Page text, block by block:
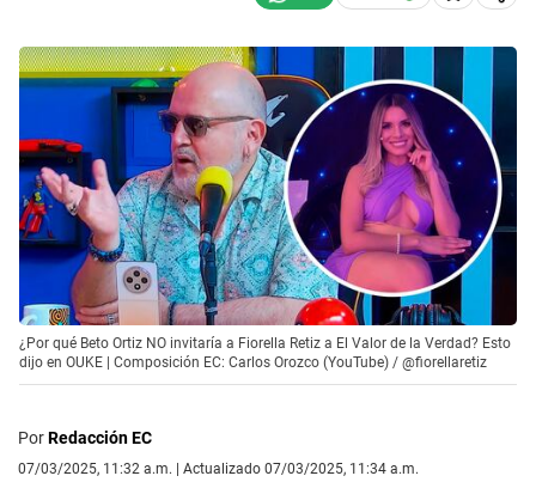
¿Por qué Beto Ortiz NO invitaría a Fiorella Retiz a El Valor de la Verdad? Esto
dijo en OUKE | Composición EC: Carlos Orozco (YouTube) / @fiorellaretiz
PorRedacción EC
07/03/2025, 11:32 a.m. | Actualizado 07/03/2025, 11:34 a.m.